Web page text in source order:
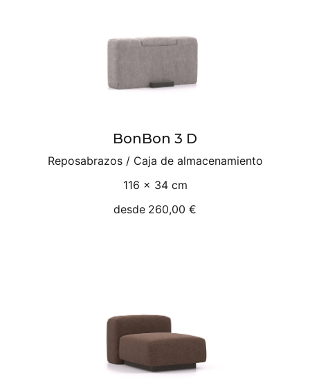
BonBon 3 D
Reposabrazos / Caja de almacenamiento
116 × 34 cm
desde 260,00 €